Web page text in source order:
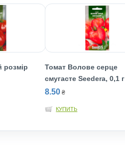
розмір
Томат Волове серце
смугасте Seedera, 0,1 г
8.50 ₴
КУПИТЬ